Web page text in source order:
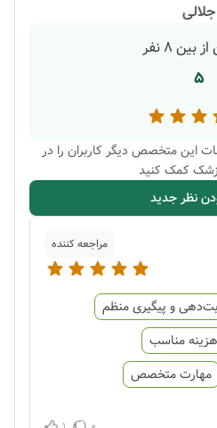
از بین8 نفر
5
این متخصص دیگر کاربران را در
کمک کنید
نظر جدید
مراجعه کننده
و پیگیری منظم
هزینه مناسب
مهارت متخصص